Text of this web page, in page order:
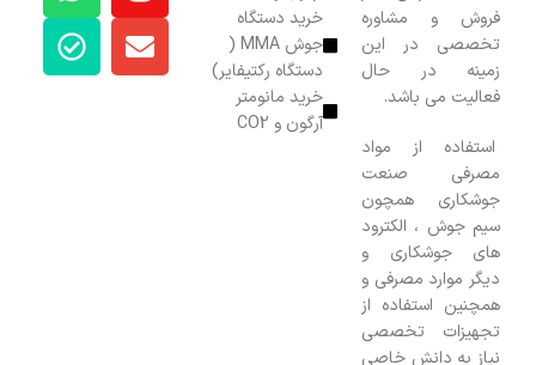
فروش و مشاوره
تخصصی در این
زمینه در حال
فعالیت می باشد.
استفاده از مواد
مصرفی صنعت
جوشکاری همچون
سیم جوش ، الکترود
های جوشکاری و
دیگر موارد مصرفی و
همچنین استفاده از
تجهیزات تخصصی
نیاز به دانش خاصی
خرید دستگاه
جوش MMA (
دستگاه رکتیفایر)
خرید مانومتر
آرگون و CO2